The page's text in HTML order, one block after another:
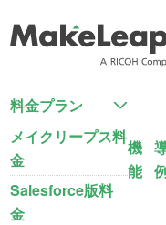
料金プラン
メイクリープス料
金
Salesforce版料
金
機
能